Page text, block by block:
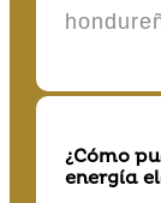
¿Cómo
energía